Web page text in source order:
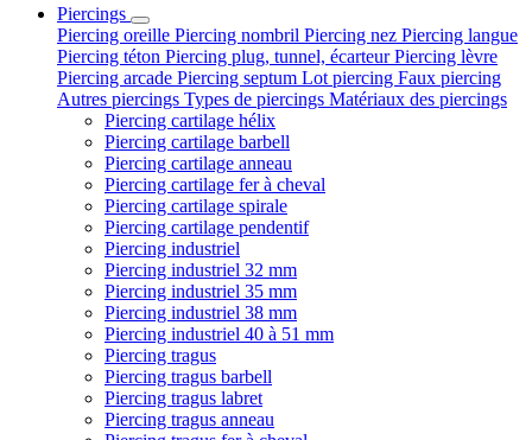
Piercings
Piercing oreille Piercing nombril Piercing nez Piercing langue
Piercing téton Piercing plug, tunnel, écarteurPiercing lèvre
Piercing arcade Piercing septum Lot piercing Faux piercing
Autres piercings Types de piercings Matériaux des piercings
Piercing cartilage hélix
Piercing cartilage barbell
Piercing cartilage anneau
Piercing cartilage fer à cheval
Piercing cartilage spirale
Piercing cartilage pendentif
Piercing industriel
Piercing industriel 32 mm
Piercing industriel 35 mm
Piercing industriel 38 mm
Piercing industriel 40 à 51 mm
Piercing tragus
Piercing tragus barbell
Piercing tragus labret
Piercing tragus anneau